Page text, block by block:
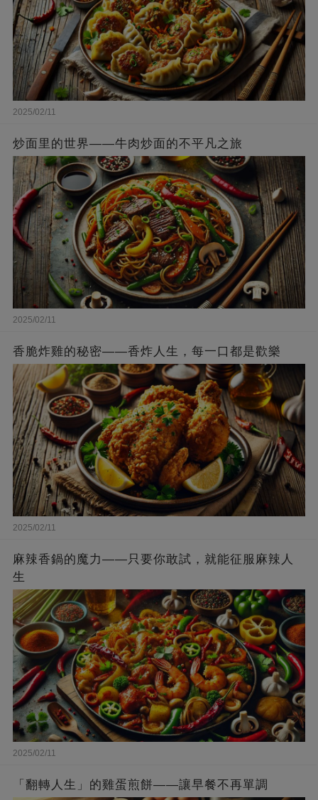
2025/02/11
炒面里的世界——牛肉炒面的不平凡之旅
2025/02/11
香脆炸雞的秘密——香炸人生，每一口都是歡樂
2025/02/11
麻辣香鍋的魔力——只要你敢試，就能征服麻辣人
生
2025/02/11
「翻轉人生」的雞蛋煎餅——讓早餐不再單調